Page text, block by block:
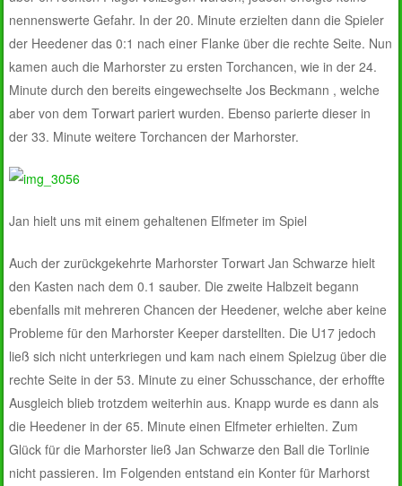
nennenswerte Gefahr. In der 20. Minute erzielten dann die Spieler
der Heedener das 0:1 nach einer Flanke über die rechte Seite. Nun
kamen auch die Marhorster zu ersten Torchancen, wie in der 24.
Minute durch den bereits eingewechselte Jos Beckmann , welche
aber von dem Torwart pariert wurden. Ebenso parierte dieser in
der 33. Minute weitere Torchancen der Marhorster.
Jan hielt uns mit einem gehaltenen Elfmeter im Spiel
Auch der zurückgekehrte Marhorster Torwart Jan Schwarze hielt
den Kasten nach dem 0.1 sauber. Die zweite Halbzeit begann
ebenfalls mit mehreren Chancen der Heedener, welche aber keine
Probleme für den Marhorster Keeper darstellten. Die U17 jedoch
ließ sich nicht unterkriegen und kam nach einem Spielzug über die
rechte Seite in der 53. Minute zu einer Schusschance, der erhoffte
Ausgleich blieb trotzdem weiterhin aus. Knapp wurde es dann als
die Heedener in der 65. Minute einen Elfmeter erhielten. Zum
Glück für die Marhorster ließ Jan Schwarze den Ball die Torlinie
nicht passieren. Im Folgenden entstand ein Konter für Marhorst